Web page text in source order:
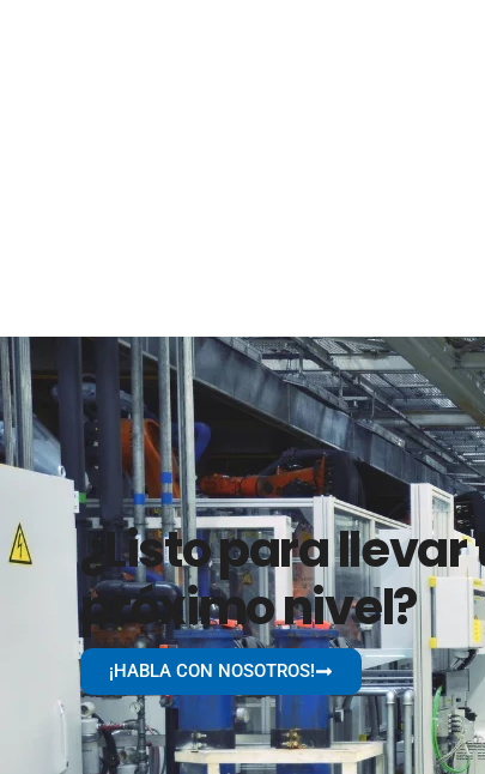
¿Listo para
próximo nivel?
¡HABLA CON NOSOTROS!